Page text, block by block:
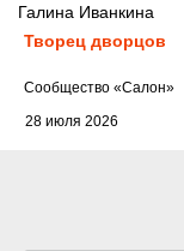
Галина Иванкина
Творец дворцов
28 июля 2026
Cообщество «Салон»